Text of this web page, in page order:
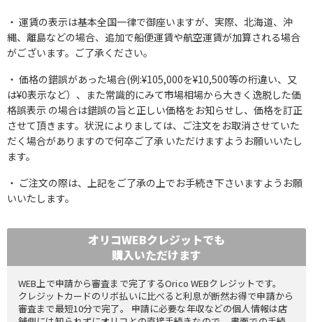
運賃の表示は基本全国一律で御座いますが、実際、北海道、沖
縄、離島などの場合、追加で船便運賃や航空運賃が加算される場合
がございます。ご了承ください。
価格の錯誤があった場合(例:¥105,000を¥10,500等の桁違い、又
は¥0表示など）、また常識的にみて市場相場から大きく逸脱した価
格誤表示 の場合は錯誤の旨と正しい価格をお知らせし、価格を訂正
させて頂きます。状況によりましては、ご注文をお取消させていた
だく場合がありますので何卒ご了承 いただけますようお願いいたし
ます。
ご注文の際は、上記をご了承の上でお手続き下さいますようお願
いいたします。
オリコWEBクレジットでも
購入いただけます
WEB上で申請から審査まで完了するOrico WEBクレジットです。
クレジットカードのリボ払いに比べると利息が断然お得で申請から
審査まで最短10分で完了。 申請に必要な年収などの個人情報は店